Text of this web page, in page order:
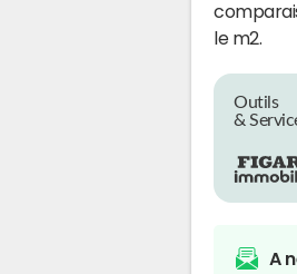
le m2.
Outils
&
A